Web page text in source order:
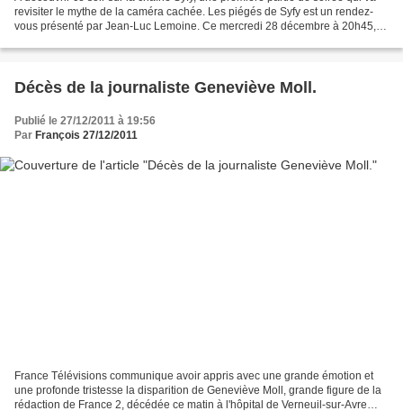
revisiter le mythe de la caméra cachée. Les piégés de Syfy est un rendez-
vous présenté par Jean-Luc Lemoine. Ce mercredi 28 décembre à 20h45,
Décès de la journaliste Geneviève Moll.
Publié le 27/12/2011 à 19:56
Par François 27/12/2011
France Télévisions communique avoir appris avec une grande émotion et
une profonde tristesse la disparition de Geneviève Moll, grande figure de la
rédaction de France 2, décédée ce matin à l'hôpital de Verneuil-sur-Avre